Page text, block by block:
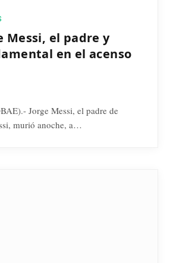
Messi, el padre y
en el acenso
Jorge Messi, el padre de
murió anoche, a…